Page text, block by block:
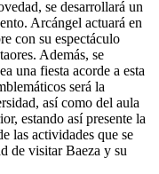
se desarrollará un
Arcángel actuará en
con su espectáculo
Además, se
una fiesta acorde a esta
será la
así como del aula
estando así presente la
las actividades que se
de visitar Baeza y su